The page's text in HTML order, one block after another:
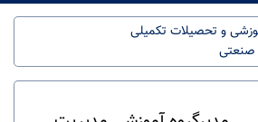
و تحصیلات تکمیلی
صنعتی